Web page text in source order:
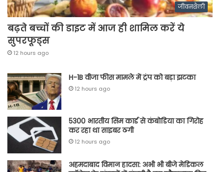
जीवनशैली
बढ़ते बच्चों की डाइट में आज ही शामिल करें ये
सुपरफूड्स
12 hours ago
H-1B वीजा फीस मामले में ट्रंप को बड़ा झटका
12 hours ago
5300 भारतीय सिम कार्ड से कंबोडिया का गिरोह
कर रहा था साइबर ठगी
12 hours ago
अहमदाबाद विमान हादसा: अभी भी बीजे मेडिकल